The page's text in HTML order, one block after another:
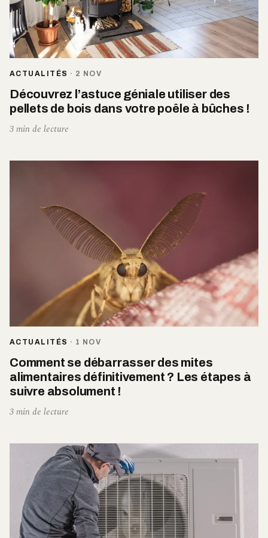
ACTUALITÉS · 2 NOV
Découvrez l’astuce géniale utiliser des
pellets de bois dans votre poêle à bûches !
3 min de lecture
ACTUALITÉS · 1 NOV
Comment se débarrasser des mites
alimentaires définitivement ? Les étapes à
suivre absolument !
3 min de lecture